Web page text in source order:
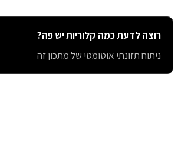
רוצה לדעת כמה קלוריות יש פה?
ניתוח תזונתי אוטומטי של מתכון זה